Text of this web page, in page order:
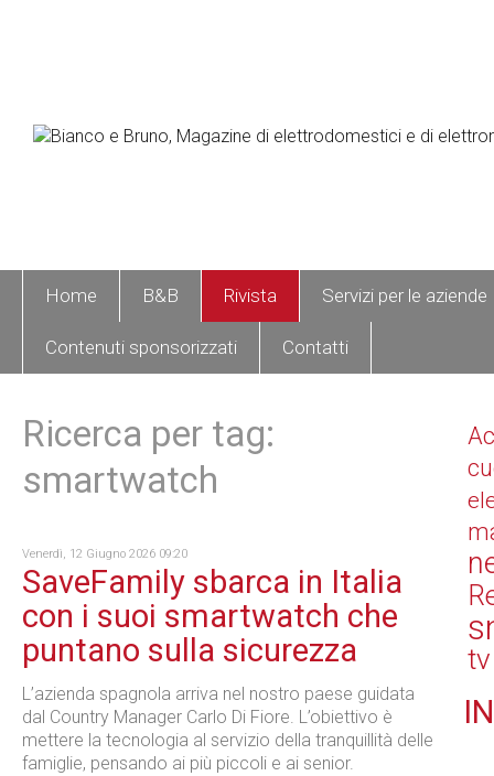
Home B&B Rivista Servizi per le aziende
Contenuti sponsorizzati Contatti
Ricerca per tag:
smartwatch
Venerdì, 12 Giugno 2026 09:20
SaveFamily sbarca in Italia
con i suoi smartwatch che
puntano sulla sicurezza
L’azienda spagnola arriva nel nostro paese guidata
dal Country Manager Carlo Di Fiore. L’obiettivo è
mettere la tecnologia al servizio della tranquillità delle
famiglie, pensando ai più piccoli e ai senior.
tv
IN